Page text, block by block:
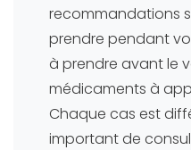
recommandations
prendre pendant
à prendre avant le
médicaments à
Chaque cas est
important de